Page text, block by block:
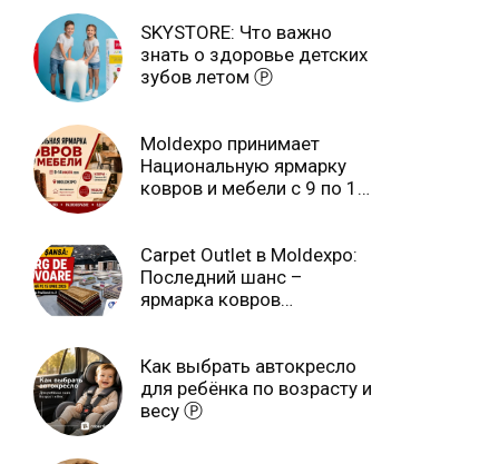
SKYSTORE: Что важно
знать о здоровье детских
зубов летом Ⓟ
Moldexpo принимает
Национальную ярмарку
ковров и мебели с 9 по 14
Carpet Outlet в Moldexpo:
Последний шанс –
ярмарка ковров
Как выбрать автокресло
для ребёнка по возрасту и
весу Ⓟ